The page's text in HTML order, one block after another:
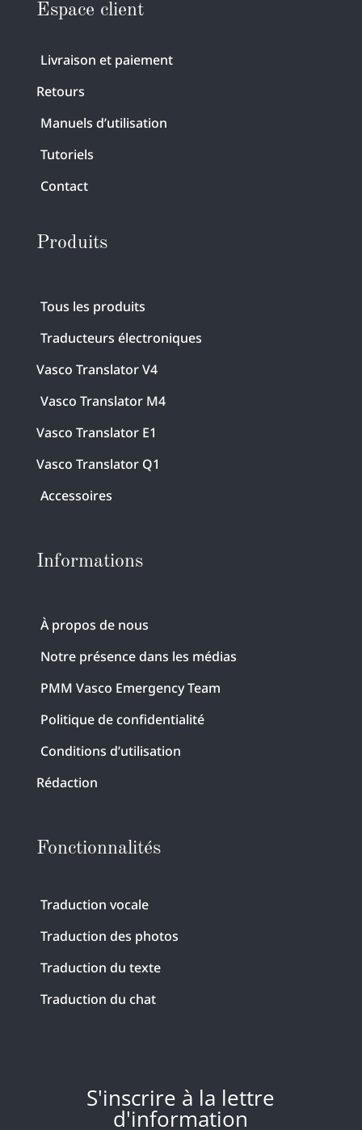
Espace client
Livraison et paiement
Retours
Manuels d’utilisation
Tutoriels
Contact
Produits
Tous les produits
Traducteurs électroniques
Vasco Translator V4
Vasco Translator M4
Vasco Translator E1
Vasco Translator Q1
Accessoires
Informations
À propos de nous
Notre présence dans les médias
PMM Vasco Emergency Team
Politique de confidentialité
Conditions d’utilisation
Rédaction
Fonctionnalités
Traduction vocale
Traduction des photos
Traduction du texte
Traduction du chat
S'inscrire à la lettre
d'information